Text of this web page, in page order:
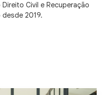
Civil e Recuperação
2019.